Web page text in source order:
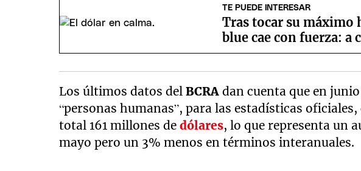
TE PUEDE INTERESAR
Tras tocar su
blue cae con fuerza: a
Los últimos datos delBCRAdan cuenta que en
“personas humanas”, para las estadísticas
total 161 millones dedólares, lo que representa un
mayo pero un 3% menos en términos interanuales.